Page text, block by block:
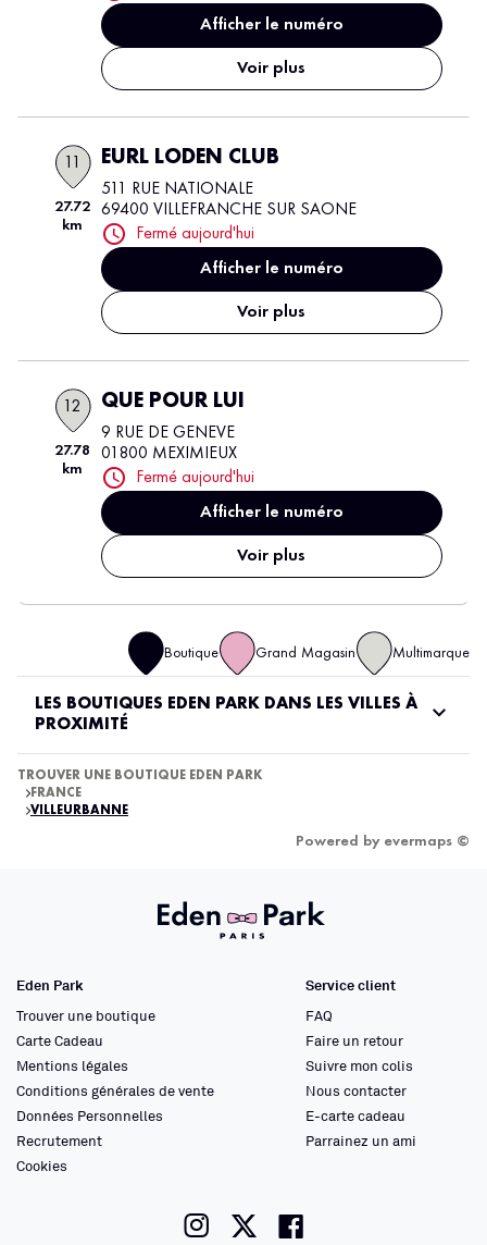
Afficher le numéro
Voir plus
27.72
km
EURL LODEN CLUB
511 RUE NATIONALE
69400 VILLEFRANCHE SUR SAONE
Fermé aujourd'hui
Afficher le numéro
Voir plus
12
27.78
km
QUE POUR LUI
9 RUE DE GENEVE
01800 MEXIMIEUX
Fermé aujourd'hui
Afficher le numéro
Voir plus
Boutique Grand Magasin Multimarque
LES BOUTIQUES EDEN PARK DANS LES VILLES À
PROXIMITÉ
TROUVER UNE BOUTIQUE EDEN PARK
FRANCE
VILLEURBANNE
Powered by evermaps ©
Eden Park
Trouver une boutique
Carte Cadeau
Mentions légales
Conditions générales de vente
Données Personnelles
Recrutement
Cookies
Service client
FAQ
Faire un retour
Suivre mon colis
Nous contacter
E-carte cadeau
Parrainez un ami
instagram
twitter